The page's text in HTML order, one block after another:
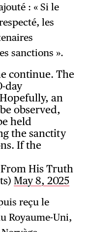
: « Si le
les
sanctions ».
continue. The
day
an
observed,
held
the sanctity
If the
His Truth
May 8, 2025
reçu le
Royaume-Uni,